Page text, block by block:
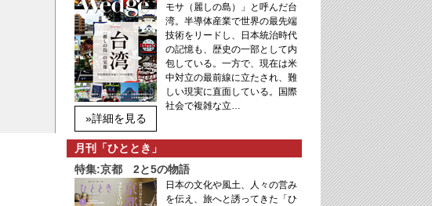
»詳細を見る
モサ（麗しの島）」と呼んだ台
湾。半導体産業で世界の最先端
技術をリードし、日本統治時代
の記憶も、歴史の一部として内
包している。一方で、現在は米
中対立の最前線に立たされ、難
しい現実に直面している。国際
社会で複雑な立…
月刊「ひととき」
特集:京都 2と5の物語
日本の文化や風土、人々の営み
を伝え、旅へと誘ってきた「ひ